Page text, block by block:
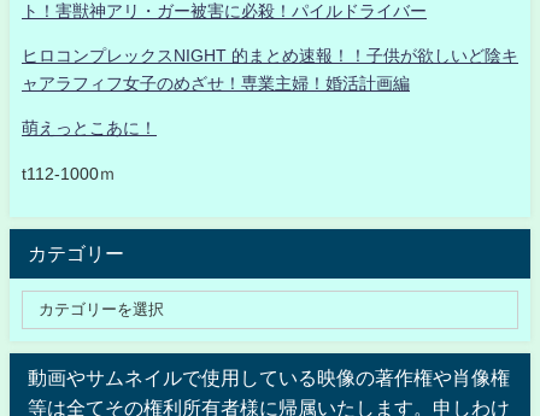
ト！害獣神アリ・ガー被害に必殺！パイルドライバー
ヒロコンプレックスNIGHT 的まとめ速報！！子供が欲しいど陰キ
ャアラフィフ女子のめざせ！専業主婦！婚活計画編
萌えっとこあに！
t112-1000ｍ
カテゴリー
動画やサムネイルで使用している映像の著作権や肖像権
等は全てその権利所有者様に帰属いたします。申しわけ